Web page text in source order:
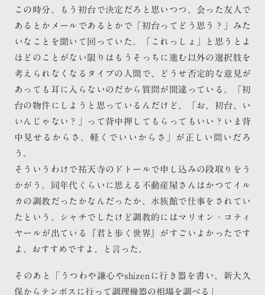
この時分、もう初台で決定だろと思いつつ、会った友人で
あるとかメールであるとかで「初台ってどう思う？」みた
いなことを聞いて回っていた。「これっしょ」と思うとよ
ほどのことがない限りはもうそっちに進む以外の選択肢を
考えられなくなるタイプの人間で、どうせ否定的な意見が
あっても耳に入らないのだから質問が間違っている。「初
台の物件にしようと思っているんだけど、「お、初台、い
いんじゃない？」って背中押してもらってもいい？いま背
中見せるからさ、軽くでいいからさ」が正しい問いだろ
う。
そういうわけで祐天寺のドトールで申し込みの段取りをう
かがう。同年代くらいに思える不動産屋さんはかつてイル
カの調教だったかなんだったか、水族館で仕事をされてい
たという。シャチでしたけど調教的にはマリオン・コティ
ヤールが出ている『君と歩く世界』がすごいよかったです
よ、おすすめですよ、と言った。
そのあと「うつわや謙心やshizenに行き器を書い、新大久
保からテンポスに行って調理機器の相場を調べる」